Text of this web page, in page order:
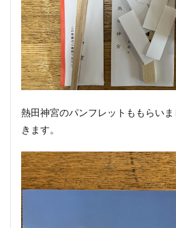
熱田神宮のパンフレットももらい
きます。